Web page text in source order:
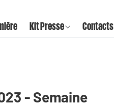
Kit Presse Contacts
- Semaine